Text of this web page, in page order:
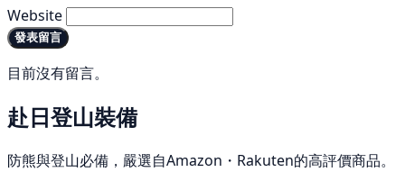
Website
發表留言
目前沒有留言。
赴日登山裝備
防熊與登山必備，嚴選自Amazon・Rakuten的高評價商品。